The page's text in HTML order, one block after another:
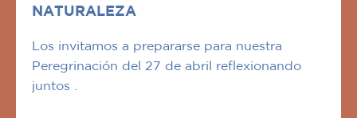
NATURALEZA
Los invitamos a prepararse para nuestra
Peregrinación del 27 de abril reflexionando
juntos .